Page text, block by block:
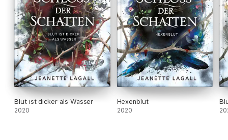
Blut ist dicker als Wasser
2020
Hexenblut
2020